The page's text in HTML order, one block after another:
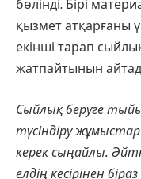
бөлінді. Бірі
қызмет атқарғаны
екінші тарап
жатпайтынын
Сыйлық беруге
түсіндіру
керек сыңайлы.
елдің кесірінен